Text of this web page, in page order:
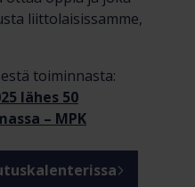
liittolaisissamme,
toiminnasta:
lähes 50
– MPK